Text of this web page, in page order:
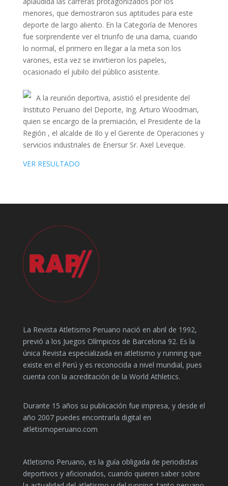
menores, que demostraron sus aptitudes para este
deporte de largo aliento. En la Categoría de Menores
fue sorprendente ver el triunfo de una dama, cuando
lo normal, el primero en llegar a la meta son los
varones, esta vez se invirtieron los papeles,
ocasionado el jubilo del público asistente.
A la reunión deportiva, asistió el presidente del
Instituto Peruano del Deporte, Ing. Arturo Woodman,
quien se encargo de la premiación, el Presidente de la
Región , el alcalde de Ilo y el Gerente de Operaciones y
servicios industriales de Enersur Sr. Axel Leveque.
VER RESULTADO
La Revista Atletismo Peruano nació en abril de 1992,
previó a los Juegos Olímpicos de Barcelona 92. Es la
única Revista especializada en atletismo y running que
existe en el Perú y es reconocida a nivel mundial, pues
cuenta con la acreditación de la World Athletics.
Durante 15 años su publicación fue impresa, y desde el
año 2007 puedes encontrarla digital en
atletismoperuano.com
Atletismo Peruano, es la guía obligada de periodistas
deportivos y aficionados, cuando quieren saber sobre